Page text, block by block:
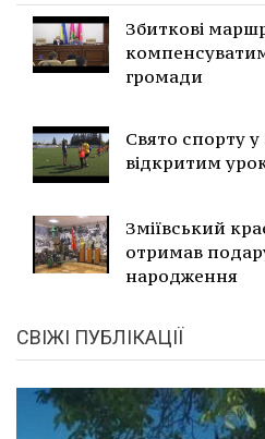
Збиткові
громади
Свято спорту у
відкритим
Зміївський
отримав
народження
СВІЖІ ПУБЛІКАЦІЇ